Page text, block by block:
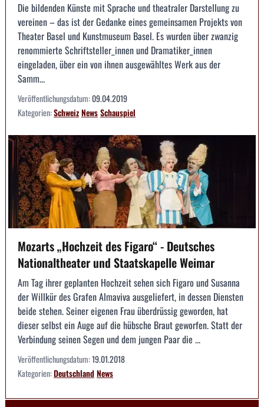
Die bildenden Künste mit Sprache und theatraler Darstellung zu
vereinen – das ist der Gedanke eines gemeinsamen Projekts von
Theater Basel und Kunstmuseum Basel. Es wurden über zwanzig
renommierte Schriftsteller_innen und Dramatiker_innen
eingeladen, über ein von ihnen ausgewähltes Werk aus der
Samm...
Veröffentlichungsdatum:09.04.2019
Kategorien:SchweizNewsSchauspiel
Mozarts „Hochzeit des Figaro“ - Deutsches
Nationaltheater und Staatskapelle Weimar
Am Tag ihrer geplanten Hochzeit sehen sich Figaro und Susanna
der Willkür des Grafen Almaviva ausgeliefert, in dessen Diensten
beide stehen. Seiner eigenen Frau überdrüssig geworden, hat
dieser selbst ein Auge auf die hübsche Braut geworfen. Statt der
Verbindung seinen Segen und dem jungen Paar die ...
Veröffentlichungsdatum:19.01.2018
Kategorien:DeutschlandNews